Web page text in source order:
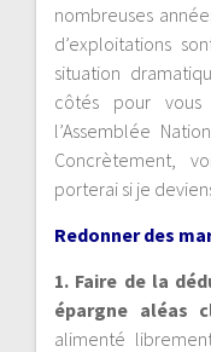
nombreuses
d’exploitations
situation
côtés pour
l’Assemblée
Concrètement,
porterai si je
Redonner des
1. Faire de la
épargne aléas
alimenté